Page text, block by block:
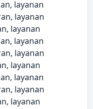
layanan
layanan
layanan
layanan
layanan
layanan
layanan
layanan
layanan